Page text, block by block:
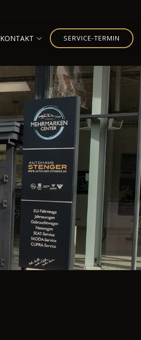
KONTAKT SERVICE-TERMIN